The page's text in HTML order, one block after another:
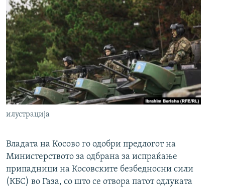
илустрација
Владата на Косово го одобри предлогот на
Министерството за одбрана за испраќање
припадници на Косовските безбедносни сили
(КБС) во Газа, со што се отвора патот одлуката